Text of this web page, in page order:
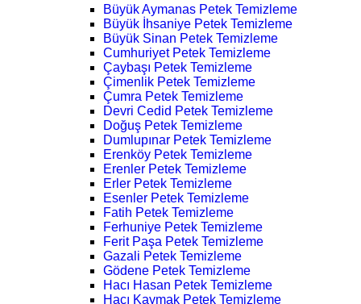
Büyük Aymanas Petek Temizleme
Büyük İhsaniye Petek Temizleme
Büyük Sinan Petek Temizleme
Cumhuriyet Petek Temizleme
Çaybaşı Petek Temizleme
Çimenlik Petek Temizleme
Çumra Petek Temizleme
Devri Cedid Petek Temizleme
Doğuş Petek Temizleme
Dumlupınar Petek Temizleme
Erenköy Petek Temizleme
Erenler Petek Temizleme
Erler Petek Temizleme
Esenler Petek Temizleme
Fatih Petek Temizleme
Ferhuniye Petek Temizleme
Ferit Paşa Petek Temizleme
Gazali Petek Temizleme
Gödene Petek Temizleme
Hacı Hasan Petek Temizleme
Hacı Kaymak Petek Temizleme